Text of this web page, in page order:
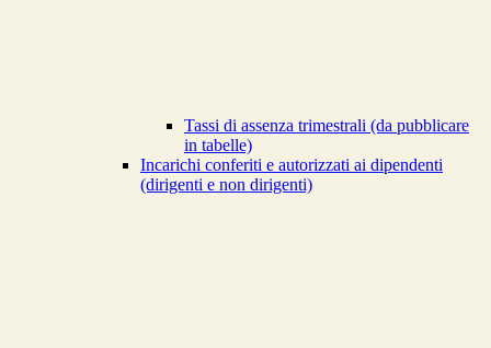
Tassi di assenza trimestrali (da pubblicare
in tabelle)
Incarichi conferiti e autorizzati ai dipendenti
(dirigenti e non dirigenti)